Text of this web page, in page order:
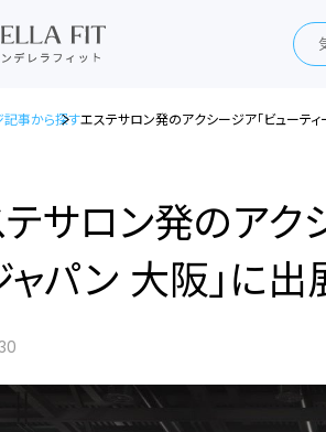
記事から探すエステサロン発のアクシージア「ビューテ
サロン発のアク
ャパン 大阪」に出